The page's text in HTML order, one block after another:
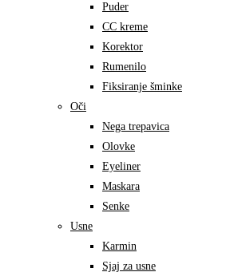
Puder
CC kreme
Korektor
Rumenilo
Fiksiranje šminke
Oči
Nega trepavica
Olovke
Eyeliner
Maskara
Senke
Usne
Karmin
Sjaj za usne